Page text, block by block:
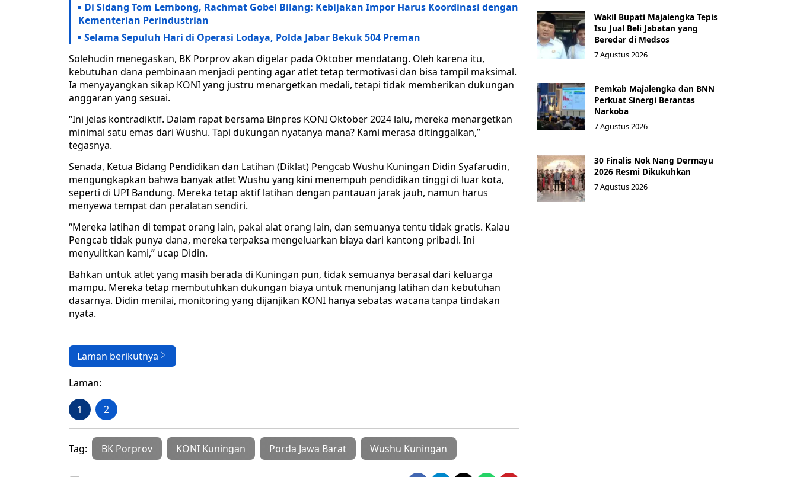
Di Sidang Tom Lembong, Rachmat Gobel Bilang: Kebijakan Impor Harus Koordinasi dengan
Kementerian Perindustrian
Selama Sepuluh Hari di Operasi Lodaya, Polda Jabar Bekuk 504 Preman
Solehudin menegaskan, BK Porprov akan digelar pada Oktober mendatang. Oleh karena itu,
kebutuhan dana pembinaan menjadi penting agar atlet tetap termotivasi dan bisa tampil maksimal.
Ia menyayangkan sikap KONI yang justru menargetkan medali, tetapi tidak memberikan dukungan
anggaran yang sesuai.
“Ini jelas kontradiktif. Dalam rapat bersama Binpres KONI Oktober 2024 lalu, mereka menargetkan
minimal satu emas dari Wushu. Tapi dukungan nyatanya mana? Kami merasa ditinggalkan,”
tegasnya.
Senada, Ketua Bidang Pendidikan dan Latihan (Diklat) Pengcab Wushu Kuningan Didin Syafarudin,
mengungkapkan bahwa banyak atlet Wushu yang kini menempuh pendidikan tinggi di luar kota,
seperti di UPI Bandung. Mereka tetap aktif latihan dengan pantauan jarak jauh, namun harus
menyewa tempat dan peralatan sendiri.
“Mereka latihan di tempat orang lain, pakai alat orang lain, dan semuanya tentu tidak gratis. Kalau
Pengcab tidak punya dana, mereka terpaksa mengeluarkan biaya dari kantong pribadi. Ini
menyulitkan kami,” ucap Didin.
Bahkan untuk atlet yang masih berada di Kuningan pun, tidak semuanya berasal dari keluarga
mampu. Mereka tetap membutuhkan dukungan biaya untuk menunjang latihan dan kebutuhan
dasarnya. Didin menilai, monitoring yang dijanjikan KONI hanya sebatas wacana tanpa tindakan
nyata.
Laman berikutnya
Laman:
1 2
Tag: BK Porprov KONI Kuningan Porda Jawa Barat Wushu Kuningan
Wakil Bupati Majalengka Tepis
Isu Jual Beli Jabatan yang
Beredar di Medsos
7 Agustus 2026
Pemkab Majalengka dan BNN
Perkuat Sinergi Berantas
Narkoba
7 Agustus 2026
30 Finalis Nok Nang Dermayu
2026 Resmi Dikukuhkan
7 Agustus 2026